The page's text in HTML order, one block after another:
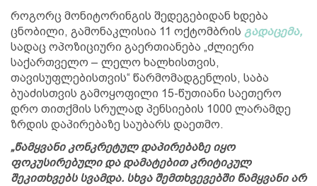
როგორც მონიტორინგის შედეგებიდან ხდება
ცნობილი, გამონაკლისია 11 ოქტომბრის გადაცემა,
სადაც ოპოზიციური გაერთიანება „ძლიერი
საქართველო – ლელო ხალხისთვის,
თავისუფლებისთვის“ წარმომადგენლის, საბა
ბუაძისთვის გამოყოფილი 15-წუთიანი საეთერო
დრო თითქმის სრულად პენსიების 1000 ლარამდე
ზრდის დაპირებაზე საუბარს დაეთმო.
„წამყვანი კონკრეტულ დაპირებაზე იყო
ფოკუსირებული და დამატებით კრიტიკულ
შეკითხვებს სვამდა. სხვა შემთხვევებში წამყვანი არ